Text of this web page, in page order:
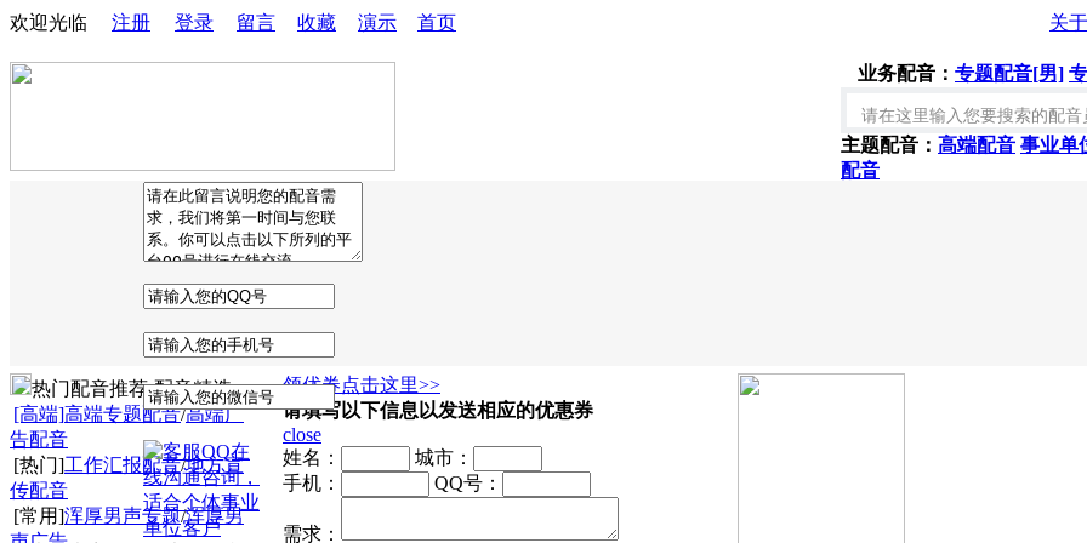
欢迎光临 注册 登录 留言 收藏 演示 首页 关
业务配音： 专题配音[男]
主题配音： 高端配音 事业单
配音
热门配音推荐·配音精选
[高端]高端专题配音/高端广
告配音
[热门]工作汇报配音/地方宣
传配音
[常用]浑厚男声专题/浑厚男
领优券点击这里>>
请填写以下信息以发送相应的优惠券
close
姓名：
城市：
手机：
QQ号：
需求：